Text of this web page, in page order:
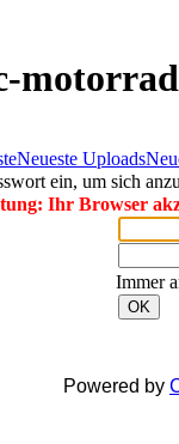
Neueste Uploads
ein, um sich
Ihr Browser
Immer
OK
Powered by